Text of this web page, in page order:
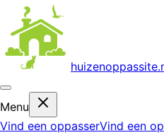
huizenoppas
Menu
Vind een oppasserVind een